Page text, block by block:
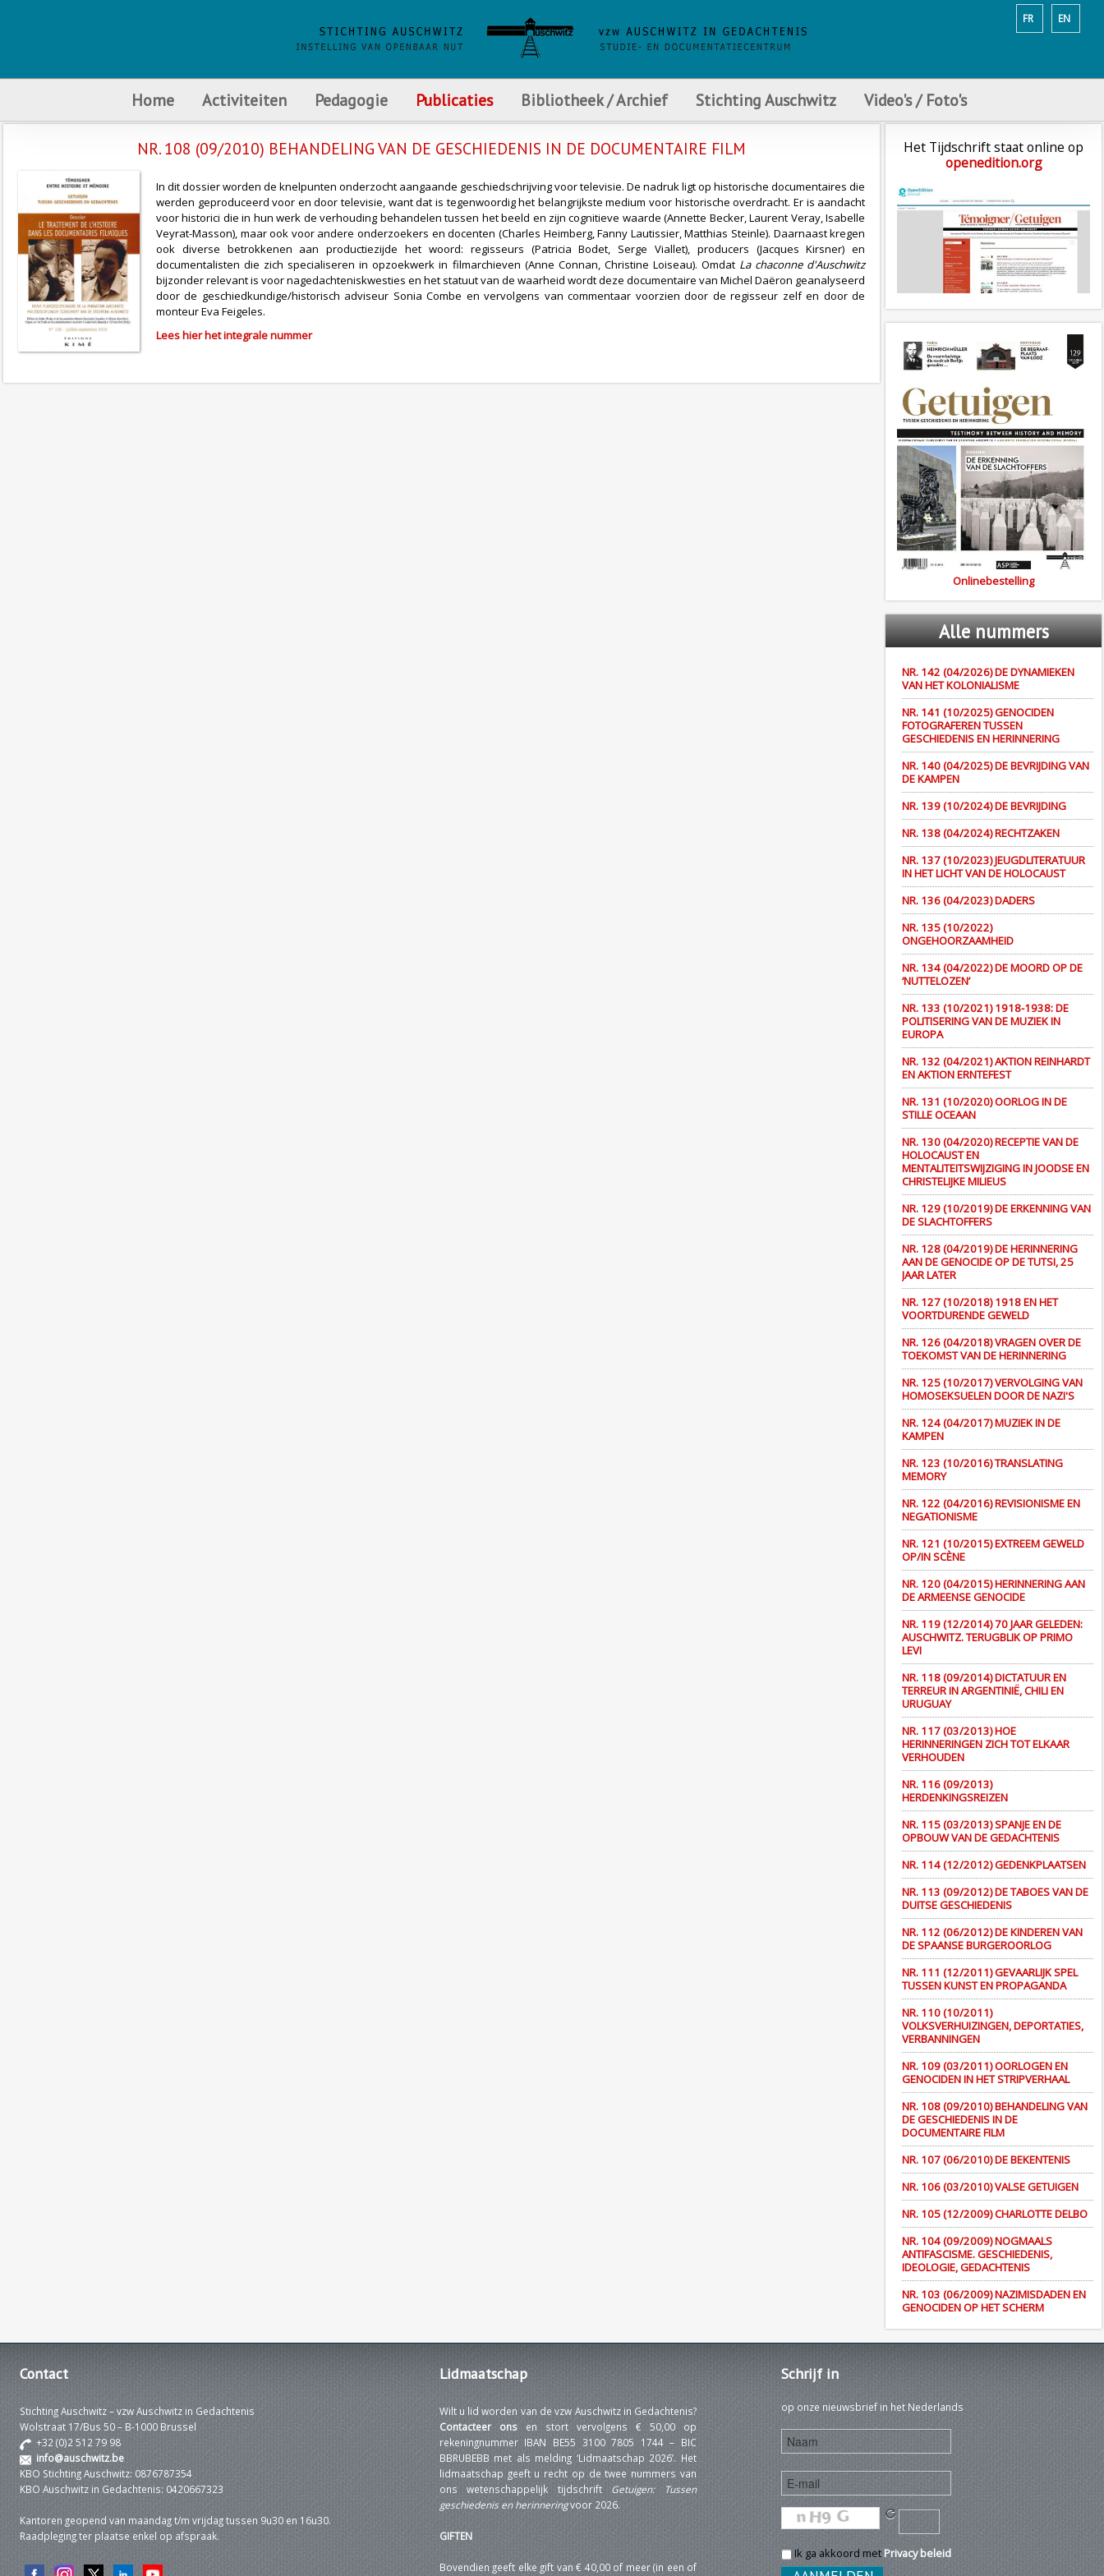
EN
FR
Home Activiteiten Pedagogie Publicaties Bibliotheek / Archief Stichting Auschwitz Video's / Foto's
NR. 108 (09/2010) BEHANDELING VAN DE GESCHIEDENIS IN DE DOCUMENTAIRE FILM
In dit dossier worden de knelpunten onderzocht aangaande geschiedschrijving voor televisie. De nadruk ligt op historische documentaires die
werden geproduceerd voor en door televisie, want dat is tegenwoordig het belangrijkste medium voor historische overdracht. Er is aandacht
voor historici die in hun werk de verhouding behandelen tussen het beeld en zijn cognitieve waarde (Annette Becker, Laurent Veray, Isabelle
Veyrat-Masson), maar ook voor andere onderzoekers en docenten (Charles Heimberg, Fanny Lautissier, Matthias Steinle). Daarnaast kregen
ook diverse betrokkenen aan productiezijde het woord: regisseurs (Patricia Bodet, Serge Viallet), producers (Jacques Kirsner) en
documentalisten die zich specialiseren in opzoekwerk in filmarchieven (Anne Connan, Christine Loiseau). Omdat La chaconne d'Auschwitz
bijzonder relevant is voor nagedachteniskwesties en het statuut van de waarheid wordt deze documentaire van Michel Daëron geanalyseerd
door de geschiedkundige/historisch adviseur Sonia Combe en vervolgens van commentaar voorzien door de regisseur zelf en door de
monteur Eva Feigeles.
Lees hier het integrale nummer
Het Tijdschrift staat online op
openedition.org
Onlinebestelling
Allenummers
NR. 142 (04/2026) DE DYNAMIEKEN
VAN HET KOLONIALISME
NR. 141 (10/2025) GENOCIDEN
FOTOGRAFEREN TUSSEN
GESCHIEDENIS EN HERINNERING
NR. 140 (04/2025) DE BEVRIJDING VAN
DE KAMPEN
NR. 139 (10/2024) DE BEVRIJDING
NR. 138 (04/2024) RECHTZAKEN
NR. 137 (10/2023) JEUGDLITERATUUR
IN HET LICHT VAN DE HOLOCAUST
NR. 136 (04/2023) DADERS
NR. 135 (10/2022)
ONGEHOORZAAMHEID
NR. 134 (04/2022) DE MOORD OP DE
‘NUTTELOZEN’
NR. 133 (10/2021) 1918-1938: DE
POLITISERING VAN DE MUZIEK IN
EUROPA
NR. 132 (04/2021) AKTION REINHARDT
EN AKTION ERNTEFEST
NR. 131 (10/2020) OORLOG IN DE
STILLE OCEAAN
NR. 130 (04/2020) RECEPTIE VAN DE
HOLOCAUST EN
MENTALITEITSWIJZIGING IN JOODSE EN
CHRISTELIJKE MILIEUS
NR. 129 (10/2019) DE ERKENNING VAN
DE SLACHTOFFERS
NR. 128 (04/2019) DE HERINNERING
AAN DE GENOCIDE OP DE TUTSI, 25
JAAR LATER
NR. 127 (10/2018) 1918 EN HET
VOORTDURENDE GEWELD
NR. 126 (04/2018) VRAGEN OVER DE
TOEKOMST VAN DE HERINNERING
NR. 125 (10/2017) VERVOLGING VAN
HOMOSEKSUELEN DOOR DE NAZI'S
NR. 124 (04/2017) MUZIEK IN DE
KAMPEN
NR. 123 (10/2016) TRANSLATING
MEMORY
NR. 122 (04/2016) REVISIONISME EN
NEGATIONISME
NR. 121 (10/2015) EXTREEM GEWELD
OP/IN SCÈNE
NR. 120 (04/2015) HERINNERING AAN
DE ARMEENSE GENOCIDE
NR. 119 (12/2014) 70 JAAR GELEDEN:
AUSCHWITZ. TERUGBLIK OP PRIMO
LEVI
NR. 118 (09/2014) DICTATUUR EN
TERREUR IN ARGENTINIË, CHILI EN
URUGUAY
NR. 117 (03/2013) HOE
HERINNERINGEN ZICH TOT ELKAAR
VERHOUDEN
NR. 116 (09/2013)
HERDENKINGSREIZEN
NR. 115 (03/2013) SPANJE EN DE
OPBOUW VAN DE GEDACHTENIS
NR. 114 (12/2012) GEDENKPLAATSEN
NR. 113 (09/2012) DE TABOES VAN DE
DUITSE GESCHIEDENIS
NR. 112 (06/2012) DE KINDEREN VAN
DE SPAANSE BURGEROORLOG
NR. 111 (12/2011) GEVAARLIJK SPEL
TUSSEN KUNST EN PROPAGANDA
NR. 110 (10/2011)
VOLKSVERHUIZINGEN, DEPORTATIES,
VERBANNINGEN
NR. 109 (03/2011) OORLOGEN EN
GENOCIDEN IN HET STRIPVERHAAL
NR. 108 (09/2010) BEHANDELING VAN
DE GESCHIEDENIS IN DE
DOCUMENTAIRE FILM
NR. 107 (06/2010) DE BEKENTENIS
NR. 106 (03/2010) VALSE GETUIGEN
NR. 105 (12/2009) CHARLOTTE DELBO
NR. 104 (09/2009) NOGMAALS
ANTIFASCISME. GESCHIEDENIS,
IDEOLOGIE, GEDACHTENIS
NR. 103 (06/2009) NAZIMISDADEN EN
GENOCIDEN OP HET SCHERM
Contact
Stichting Auschwitz – vzw Auschwitz in Gedachtenis
Wolstraat 17/Bus 50 – B-1000 Brussel
+32 (0)2 512 79 98
info@auschwitz.be
KBO Stichting Auschwitz: 0876787354
KBO Auschwitz in Gedachtenis: 0420667323
Kantoren geopend van maandag t/m vrijdag tussen 9u30 en 16u30.
Raadpleging ter plaatse enkel op afspraak.
Lidmaatschap
Wilt u lid worden van de vzw Auschwitz in Gedachtenis?
Contacteer onsen stort vervolgens € 50,00 op
rekeningnummer IBAN BE55 3100 7805 1744 – BIC
BBRUBEBB met als melding ‘Lidmaatschap 2026’. Het
lidmaatschap geeft u recht op de twee nummers van
ons wetenschappelijk tijdschrift Getuigen: Tussen
geschiedenis en herinneringvoor 2026.
GIFTEN
Bovendien geeft elke gift van € 40,00 of meer (in een of
Schrijf in
op onze nieuwsbrief in het Nederlands
Ik ga akkoord met Privacy beleid